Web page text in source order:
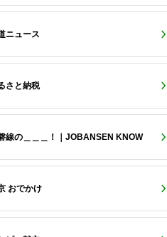
ニュース
さと納税
線の＿＿＿！｜JOBANSEN KNOW
おでかけ